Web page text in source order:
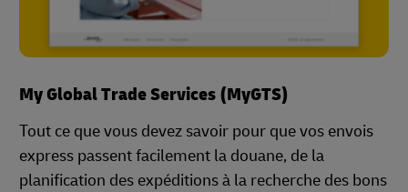
My Global Trade Services (MyGTS)
Tout ce que vous devez savoir pour que vos envois
express passent facilement la douane, de la
planification des expéditions à la recherche des bons